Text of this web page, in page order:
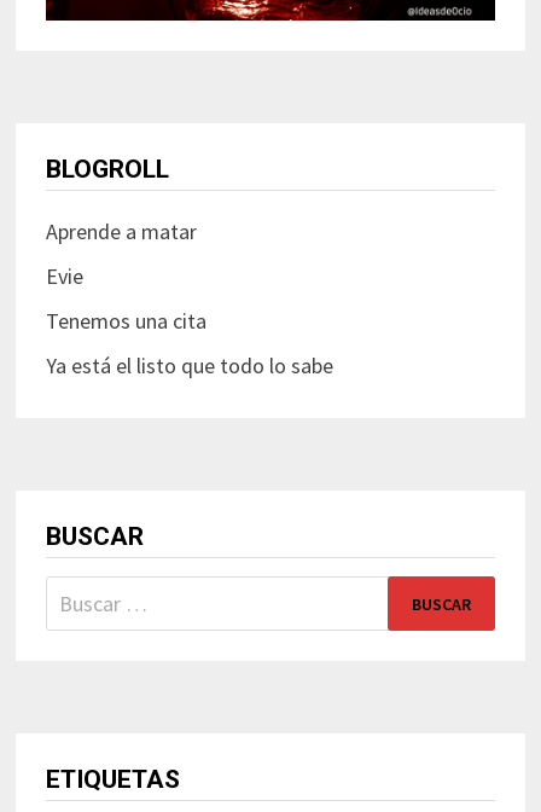
BLOGROLL
Aprende a matar
Evie
Tenemos una cita
Ya está el listo que todo lo sabe
BUSCAR
Buscar:
ETIQUETAS